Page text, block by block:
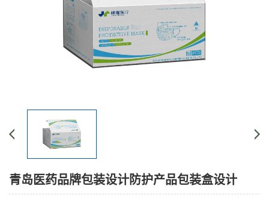
青岛医药品牌包装设计防护产品包装盒设计